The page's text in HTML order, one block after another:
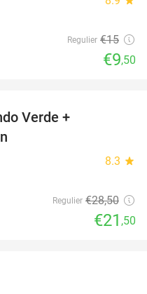
Regulier €15
€9,50
Verde +
8.3 star
Regulier €28,50
€21 ,50